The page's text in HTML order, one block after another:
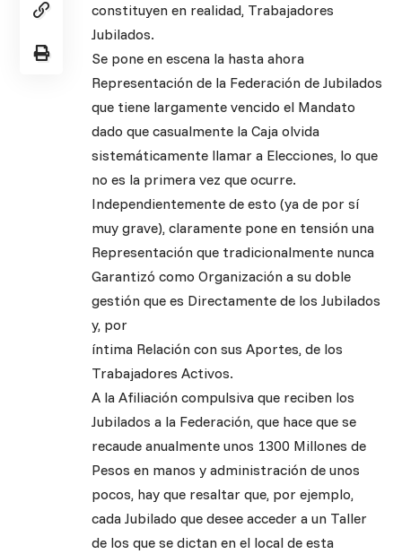
constituyen en realidad, Trabajadores
Jubilados.
Se pone en escena la hasta ahora
Representación de la Federación de Jubilados
que tiene largamente vencido el Mandato
dado que casualmente la Caja olvida
sistemáticamente llamar a Elecciones, lo que
no es la primera vez que ocurre.
Independientemente de esto (ya de por sí
muy grave), claramente pone en tensión una
Representación que tradicionalmente nunca
Garantizó como Organización a su doble
gestión que es Directamente de los Jubilados
y, por
íntima Relación con sus Aportes, de los
Trabajadores Activos.
A la Afiliación compulsiva que reciben los
Jubilados a la Federación, que hace que se
recaude anualmente unos 1300 Millones de
Pesos en manos y administración de unos
pocos, hay que resaltar que, por ejemplo,
cada Jubilado que desee acceder a un Taller
de los que se dictan en el local de esta